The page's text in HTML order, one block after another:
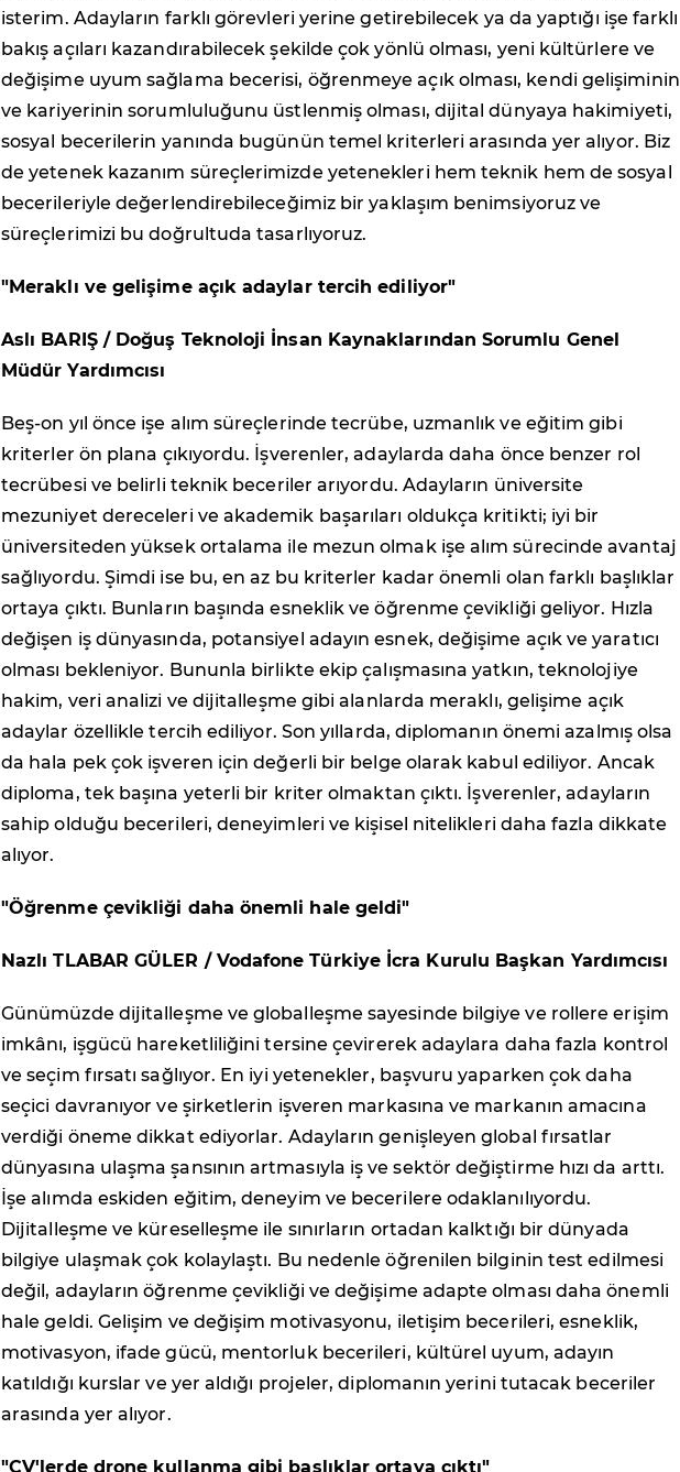
isterim. Adayların farklı görevleri yerine getirebilecek ya da yaptığı işe farklı
bakış açıları kazandırabilecek şekilde çok yönlü olması, yeni kültürlere ve
değişime uyum sağlama becerisi, öğrenmeye açık olması, kendi gelişiminin
ve kariyerinin sorumluluğunu üstlenmiş olması, dijital dünyaya hakimiyeti,
sosyal becerilerin yanında bugünün temel kriterleri arasında yer alıyor. Biz
de yetenek kazanım süreçlerimizde yetenekleri hem teknik hem de sosyal
becerileriyle değerlendirebileceğimiz bir yaklaşım benimsiyoruz ve
süreçlerimizi bu doğrultuda tasarlıyoruz.
"Meraklı ve gelişime açık adaylar tercih ediliyor"
Aslı BARIŞ / Doğuş Teknoloji İnsan Kaynaklarından Sorumlu Genel
Müdür Yardımcısı
Beş-on yıl önce işe alım süreçlerinde tecrübe, uzmanlık ve eğitim gibi
kriterler ön plana çıkıyordu. İşverenler, adaylarda daha önce benzer rol
tecrübesi ve belirli teknik beceriler arıyordu. Adayların üniversite
mezuniyet dereceleri ve akademik başarıları oldukça kritikti; iyi bir
üniversiteden yüksek ortalama ile mezun olmak işe alım sürecinde avantaj
sağlıyordu. Şimdi ise bu, en az bu kriterler kadar önemli olan farklı başlıklar
ortaya çıktı. Bunların başında esneklik ve öğrenme çevikliği geliyor. Hızla
değişen iş dünyasında, potansiyel adayın esnek, değişime açık ve yaratıcı
olması bekleniyor. Bununla birlikte ekip çalışmasına yatkın, teknolojiye
hakim, veri analizi ve dijitalleşme gibi alanlarda meraklı, gelişime açık
adaylar özellikle tercih ediliyor. Son yıllarda, diplomanın önemi azalmış olsa
da hala pek çok işveren için değerli bir belge olarak kabul ediliyor. Ancak
diploma, tek başına yeterli bir kriter olmaktan çıktı. İşverenler, adayların
sahip olduğu becerileri, deneyimleri ve kişisel nitelikleri daha fazla dikkate
alıyor.
"Öğrenme çevikliği daha önemli hale geldi"
Nazlı TLABAR GÜLER / Vodafone Türkiye İcra Kurulu Başkan Yardımcısı
Günümüzde dijitalleşme ve globalleşme sayesinde bilgiye ve rollere erişim
imkânı, işgücü hareketliliğini tersine çevirerek adaylara daha fazla kontrol
ve seçim fırsatı sağlıyor. En iyi yetenekler, başvuru yaparken çok daha
seçici davranıyor ve şirketlerin işveren markasına ve markanın amacına
verdiği öneme dikkat ediyorlar. Adayların genişleyen global fırsatlar
dünyasına ulaşma şansının artmasıyla iş ve sektör değiştirme hızı da arttı.
İşe alımda eskiden eğitim, deneyim ve becerilere odaklanılıyordu.
Dijitalleşme ve küreselleşme ile sınırların ortadan kalktığı bir dünyada
bilgiye ulaşmak çok kolaylaştı. Bu nedenle öğrenilen bilginin test edilmesi
değil, adayların öğrenme çevikliği ve değişime adapte olması daha önemli
hale geldi. Gelişim ve değişim motivasyonu, iletişim becerileri, esneklik,
motivasyon, ifade gücü, mentorluk becerileri, kültürel uyum, adayın
katıldığı kurslar ve yer aldığı projeler, diplomanın yerini tutacak beceriler
arasında yer alıyor.
"CV'lerde drone kullanma gibi başlıklar ortaya çıktı"